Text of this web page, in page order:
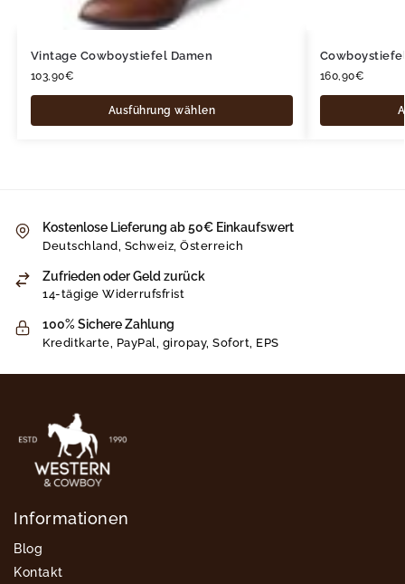
Vintage Cowboystiefel Damen
103,90€
Ausführung wählen
160,90€
Kostenlose Lieferung ab 50€ Einkaufswert
Deutschland, Schweiz, Österreich
Zufrieden oder Geld zurück
14-tägige Widerrufsfrist
100% Sichere Zahlung
Kreditkarte, PayPal, giropay, Sofort, EPS
Informationen
Blog
Kontakt